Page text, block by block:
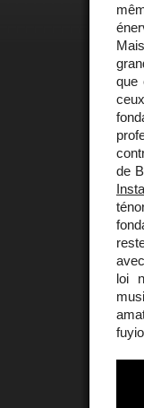
que
de
loi